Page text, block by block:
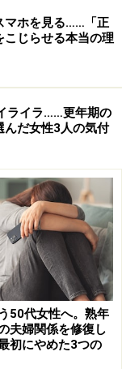
マホを見る……「正
こじらせる本当の理
ライラ……更年期の
んだ女性3人の気付
50代女性へ。熟年
夫婦関係を修復し
初にやめた3つの